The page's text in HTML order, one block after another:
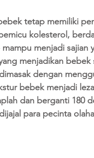
tetap memiliki
kolesterol,
menjadi
menjadikan bebek
dengan
bebek menjadi
dan berganti 180
para pecinta